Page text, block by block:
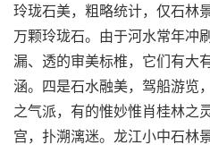
玲珑石美，粗略统计，仅石林
万颗玲珑石。由于河水常年冲
漏、透的审美标椎，它们有大
涵。四是石水融美，驾船游览
之气派，有的惟妙惟肖桂林之
宫，扑溯漓迷。龙江小中石林